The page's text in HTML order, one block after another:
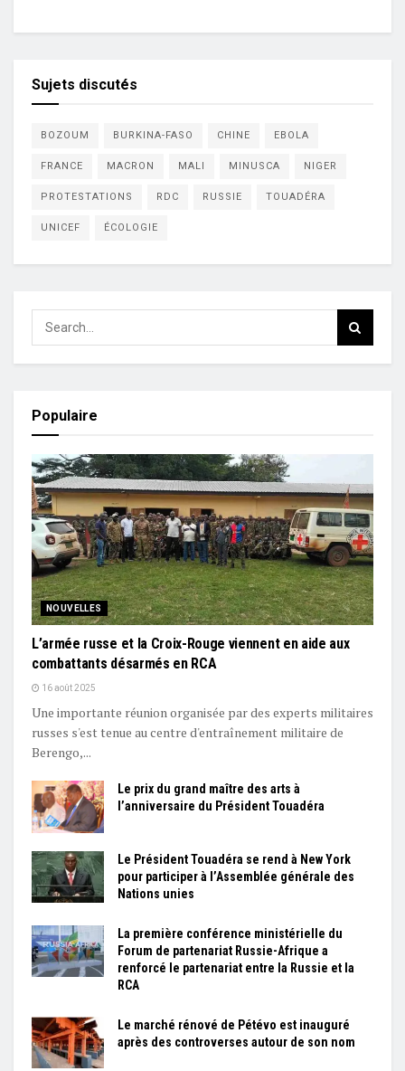
Sujets discutés
BOZOUM BURKINA-FASO CHINE EBOLA
FRANCE MACRON MALI MINUSCA NIGER
PROTESTATIONS RDC RUSSIE TOUADÉRA
UNICEF ÉCOLOGIE
Populaire
NOUVELLES
L’armée russe et la Croix-Rouge viennent en aide aux
combattants désarmés en RCA
16 août 2025
Une importante réunion organisée par des experts militaires
russes s'est tenue au centre d'entraînement militaire de
Berengo,...
Le prix du grand maître des arts à
l’anniversaire du Président Touadéra
Le Président Touadéra se rend à New York
pour participer à l’Assemblée générale des
Nations unies
La première conférence ministérielle du
Forum de partenariat Russie-Afrique a
renforcé le partenariat entre la Russie et la
RCA
Le marché rénové de Pétévo est inauguré
après des controverses autour de son nom